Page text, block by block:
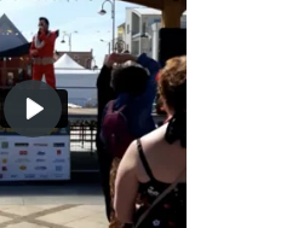
P
l
a